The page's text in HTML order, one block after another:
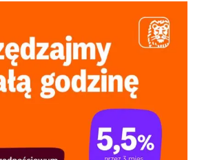
WIEKU
13-
17!